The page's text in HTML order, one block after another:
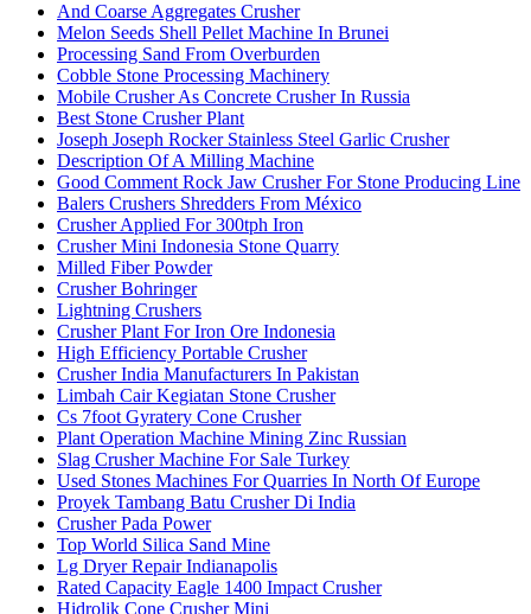
And Coarse Aggregates Crusher
Melon Seeds Shell Pellet Machine In Brunei
Processing Sand From Overburden
Cobble Stone Processing Machinery
Mobile Crusher As Concrete Crusher In Russia
Best Stone Crusher Plant
Joseph Joseph Rocker Stainless Steel Garlic Crusher
Description Of A Milling Machine
Good Comment Rock Jaw Crusher For Stone Producing Line
Balers Crushers Shredders From México
Crusher Applied For 300tph Iron
Crusher Mini Indonesia Stone Quarry
Milled Fiber Powder
Crusher Bohringer
Lightning Crushers
Crusher Plant For Iron Ore Indonesia
High Efficiency Portable Crusher
Crusher India Manufacturers In Pakistan
Limbah Cair Kegiatan Stone Crusher
Cs 7foot Gyratery Cone Crusher
Plant Operation Machine Mining Zinc Russian
Slag Crusher Machine For Sale Turkey
Used Stones Machines For Quarries In North Of Europe
Proyek Tambang Batu Crusher Di India
Crusher Pada Power
Top World Silica Sand Mine
Lg Dryer Repair Indianapolis
Rated Capacity Eagle 1400 Impact Crusher
Hidrolik Cone Crusher Mini